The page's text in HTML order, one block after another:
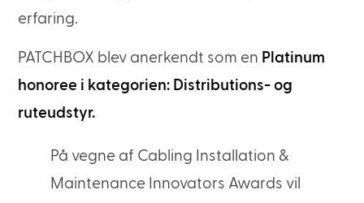
erfaring.
PATCHBOX blev anerkendt som en Platinum
honoree i kategorien: Distributions- og
ruteudstyr.
På vegne af Cabling Installation &
Maintenance Innovators Awards vil